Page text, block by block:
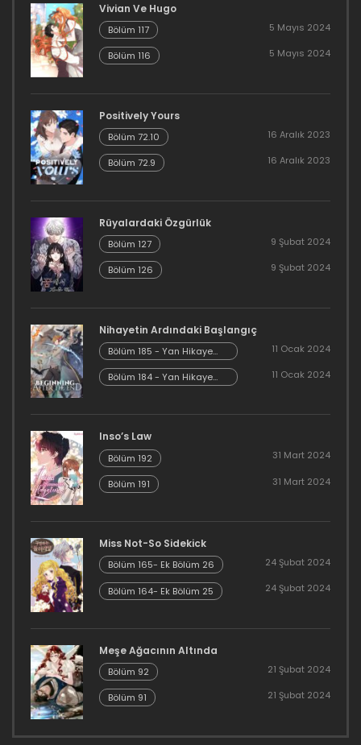
16 Aralık 2023
Bölüm 73
16 Aralık 2023
Bölüm 72
16 Aralık 2023
Bölüm 71
Bölüm 70
16 Aralık 2023
16 Aralık 2023
Bölüm 68
Bölüm 67
16 Aralık 2023
16 Aralık 2023
Bölüm 65
16 Aralık 2023
Bölüm 64
16 Aralık 2023
Bölüm 63
16 Aralık 2023
Vivian Ve Hugo
Bölüm 117 5 Mayıs 2024
Bölüm 116 5 Mayıs 2024
Positively Yours
Bölüm 72.10 16 Aralık 2023
Bölüm 72.9 16 Aralık 2023
Rüyalardaki Özgürlük
Bölüm 127 9 Şubat 2024
Bölüm 126 9 Şubat 2024
Nihayetin Ardındaki Başlangıç
Bölüm 185 - Yan Hikaye
Kısım 7
11 Ocak 2024
Bölüm 184 - Yan Hikaye
Kısım 6
11 Ocak 2024
Inso’s Law
Bölüm 192 31 Mart 2024
Bölüm 191 31 Mart 2024
Miss Not-So Sidekick
Bölüm 165- Ek Bölüm 26 24 Şubat 2024
Bölüm 164- Ek Bölüm 25 24 Şubat 2024
Meşe Ağacının Altında
Bölüm 92 21 Şubat 2024
Bölüm 91 21 Şubat 2024